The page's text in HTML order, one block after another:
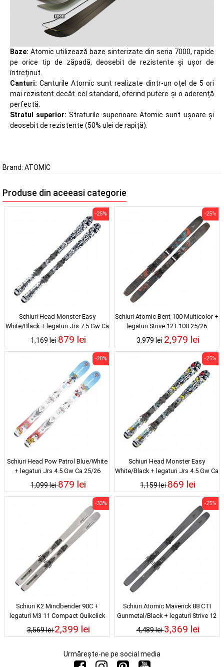
Baze: Atomic utilizează baze sinterizate din seria 7000, rapide
pe orice tip de zăpadă, deosebit de rezistente și ușor de
întreținut.
Canturi: Canturile Atomic sunt realizate dintr-un oțel de 5 ori
mai rezistent decât cel standard, oferind putere și o aderență
perfectă.
Stratul superior: Straturile superioare Atomic sunt ușoare și
deosebit de rezistente (50% ulei de rapiță).
Brand: ATOMIC
Produse din aceeasi categorie
Schiuri Head Monster Easy
White/Black + legaturi Jrs 7.5 Gw Ca
25/26
1,169 lei
-25%
879 lei
Schiuri Atomic Bent 100 Multicolor +
legaturi Strive 12 L100 25/26
3,979 lei
-25%
2,979 lei
Schiuri Head Pow Patrol Blue/White
+ legaturi Jrs 4.5 Gw Ca 25/26
1,099 lei
-20%
879 lei
Schiuri Head Monster Easy
White/Black + legaturi Jrs 4.5 Gw Ca
25/26
1,159 lei
-25%
869 lei
Schiuri K2 Mindbender 90C +
legaturi M3 11 Compact Quikclick
25/26
3,569 lei
-33%
2,399 lei
Schiuri Atomic Maverick 88 CTI
Gunmetal/Black + legaturi Strive 12
L90 25/26
4,489 lei
-25%
3,369 lei
Urmărește-ne pe social media